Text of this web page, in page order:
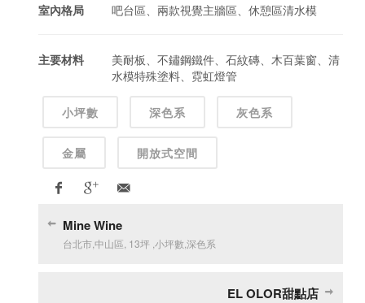
室內格局 吧台區、兩款視覺主牆區、休憩區清水模
主要材料
美耐板、不鏽鋼鐵件、石紋磚、木百葉窗、清
水模特殊塗料、霓虹燈管
小坪數 深色系 灰色系
金屬 開放式空間
Mine Wine
台北市,中山區 13坪 ,小坪數 ,深色系
EL OLOR甜點店